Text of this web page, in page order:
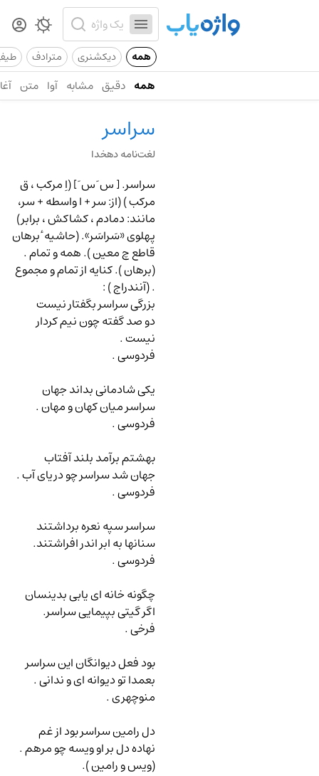
همه دیکشنری مترادف
همه دقیق مشابه آوا متن
سراسر
لغت‌نامه دهخدا
سراسر.[ س َ س َ ] (اِ مرکب ، ق
مرکب ) (از: سر + ا واسطه + سر،
مانند: دمادم ، کشاکش ، برابر)
پهلوی «سَراسَر». (حاشیه ٔ برهان
قاطع چ معین ). همه و تمام .
(برهان ). کنایه از تمام و مجموع
. (آنندراج ):
بزرگی سراسر بگفتار نیست
دو صد گفته چون نیم کردار
نیست .
فردوسی .
یکی شادمانی بداند جهان
سراسر میان کهان و مهان .
فردوسی .
بهشتم برآمد بلند آفتاب
جهان شد سراسر چو دریای آب .
فردوسی .
سراسر سپه نعره برداشتند
سنانها به ابر اندر افراشتند.
فردوسی .
چگونه خانه ای یابی بدینسان
اگر گیتی بپیمایی سراسر.
فرخی .
بود فعل دیوانگان این سراسر
بعمدا تو دیوانه ای و ندانی .
منوچهری .
دل رامین سراسر بود از غم
نهاده دل بر او ویسه چو مرهم .
(ویس و رامین ).